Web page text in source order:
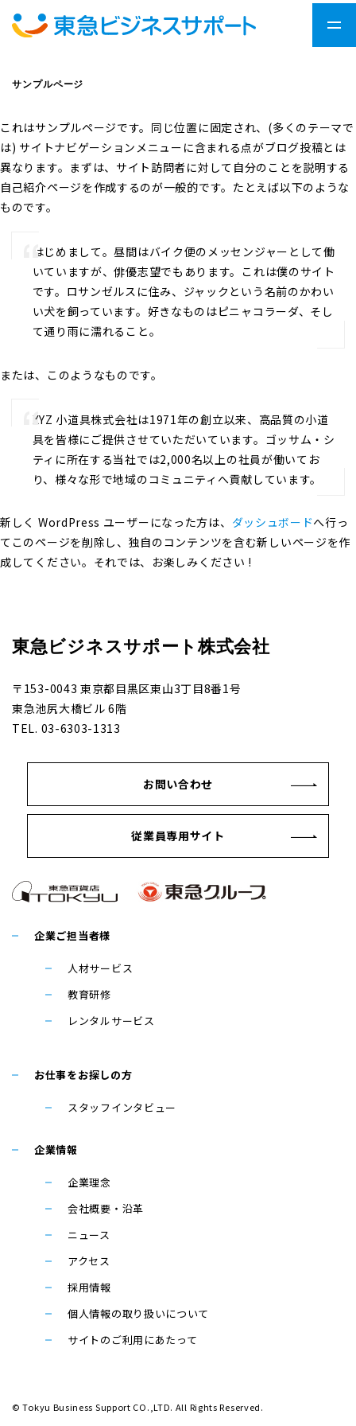
サンプルページ
これはサンプルページです。同じ位置に固定され、(多くのテーマで
は) サイトナビゲーションメニューに含まれる点がブログ投稿とは
異なります。まずは、サイト訪問者に対して自分のことを説明する
自己紹介ページを作成するのが一般的です。たとえば以下のような
ものです。
はじめまして。昼間はバイク便のメッセンジャーとして働
いていますが、俳優志望でもあります。これは僕のサイト
です。ロサンゼルスに住み、ジャックという名前のかわい
い犬を飼っています。好きなものはピニャコラーダ、そし
て通り雨に濡れること。
または、このようなものです。
XYZ 小道具株式会社は1971年の創立以来、高品質の小道
具を皆様にご提供させていただいています。ゴッサム・シ
ティに所在する当社では2,000名以上の社員が働いてお
り、様々な形で地域のコミュニティへ貢献しています。
新しく WordPress ユーザーになった方は、 ダッシュボードへ行っ
てこのページを削除し、独自のコンテンツを含む新しいページを作
成してください。それでは、お楽しみください !
東急ビジネスサポート株式会社
〒153-0043 東京都目黒区東山3丁目8番1号
東急池尻大橋ビル 6階
TEL. 03-6303-1313
お問い合わせ
従業員専用サイト
企業ご担当者様
人材サービス
教育研修
レンタルサービス
お仕事をお探しの方
スタッフインタビュー
企業情報
企業理念
会社概要・沿革
ニュース
アクセス
採用情報
個人情報の取り扱いについて
サイトのご利用にあたって
© Tokyu Business Support CO.,LTD. All Rights Reserved.